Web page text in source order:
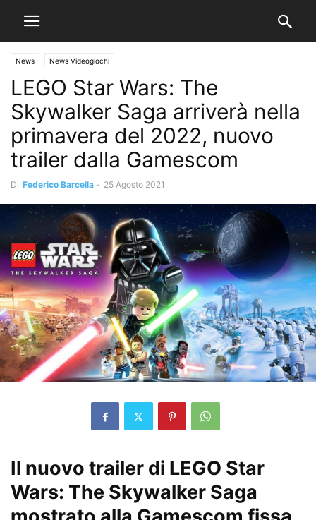
News News Videogiochi
LEGO Star Wars: The
Skywalker Saga arriverà nella
primavera del 2022, nuovo
trailer dalla Gamescom
Di Federico Barcella - 25 Agosto 2021
Il nuovo trailer di LEGO Star
Wars: The Skywalker Saga